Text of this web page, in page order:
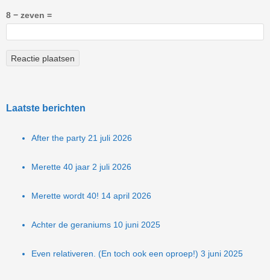
8 − zeven =
Laatste berichten
After the party 21 juli 2026
Merette 40 jaar 2 juli 2026
Merette wordt 40! 14 april 2026
Achter de geraniums 10 juni 2025
Even relativeren. (En toch ook een oproep!) 3 juni 2025